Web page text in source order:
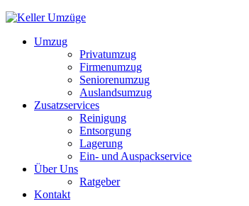
Umzug
Privatumzug
Firmenumzug
Seniorenumzug
Auslandsumzug
Zusatzservices
Reinigung
Entsorgung
Lagerung
Ein- und Auspackservice
Über Uns
Ratgeber
Kontakt